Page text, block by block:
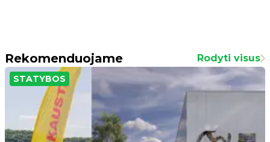
Rekomenduojame Rodyti visus
STATYBOS